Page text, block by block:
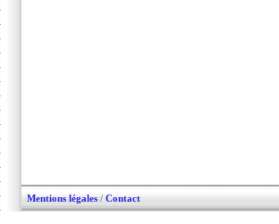
Mentions légales / Contact